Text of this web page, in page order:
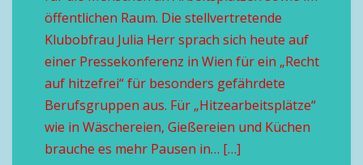
öffentlichen Raum. Die stellvertretende
Klubobfrau Julia Herr sprach sich heute auf
einer Pressekonferenz in Wien für ein „Recht
auf hitzefrei“ für besonders gefährdete
Berufsgruppen aus. Für „Hitzearbeitsplätze“
wie in Wäschereien, Gießereien und Küchen
brauche es mehr Pausen in… […]